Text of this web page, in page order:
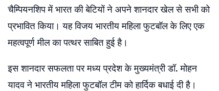
चैम्पियनशिप में भारत की बेटियों ने अपने शानदार खेल से सभी को
प्रभावित किया। यह विजय भारतीय महिला फुटबॉल के लिए एक
महत्वपूर्ण मील का पत्थर साबित हुई है।
इस शानदार सफलता पर मध्य प्रदेश के मुख्यमंत्री डॉ. मोहन
यादव ने भारतीय महिला फुटबॉल टीम को हार्दिक बधाई दी है।